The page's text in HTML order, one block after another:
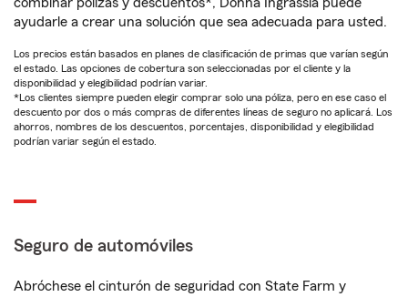
ayudarle a crear una solución que sea adecuada para usted.
Los precios están basados en planes de clasificación de primas que varían según
el estado. Las opciones de cobertura son seleccionadas por el cliente y la
disponibilidad y elegibilidad podrían variar.
*Los clientes siempre pueden elegir comprar solo una póliza, pero en ese caso el
descuento por dos o más compras de diferentes líneas de seguro no aplicará. Los
ahorros, nombres de los descuentos, porcentajes, disponibilidad y elegibilidad
podrían variar según el estado.
Seguro de automóviles
Abróchese el cinturón de seguridad con State Farm y